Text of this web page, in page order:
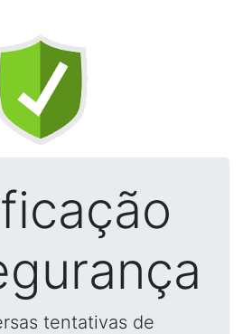
tentativas de